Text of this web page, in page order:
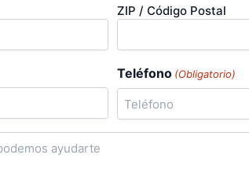
ZIP / Código Postal
Teléfono (Obligatorio)